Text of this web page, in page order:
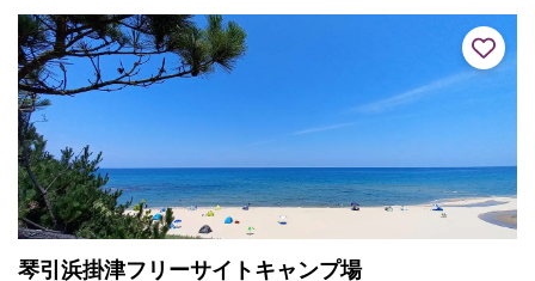
居に残る刀...
琴引浜掛津フリーサイトキャンプ場